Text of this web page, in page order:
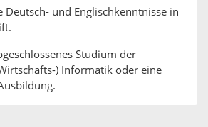
Deutsch- und Englischkenntnisse in
Studium der
) Informatik oder eine